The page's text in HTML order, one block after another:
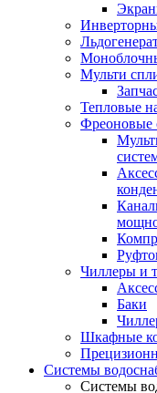
Мульти
Тепловые
Фреоновые
Чиллеры и
Баки
Шкафные
Системы
Системы